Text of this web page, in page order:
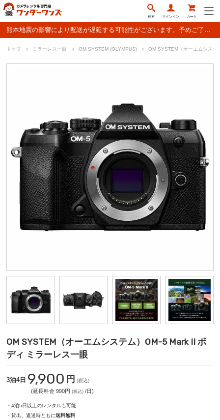
検索 サインイン カート
トップ ミラーレス一眼 OM SYSTEM (OLYMPUS) OM SYSTEM（オーエムシステ
OM SYSTEM（オーエムシステム）OM-5 Mark II ボ
ディ ミラーレス一眼
3泊4日 9,900 円 (税込)
(延長料金 990円(税込) /日)
・4泊5日以上のレンタルも可能
・貸出、返送時ともに送料無料